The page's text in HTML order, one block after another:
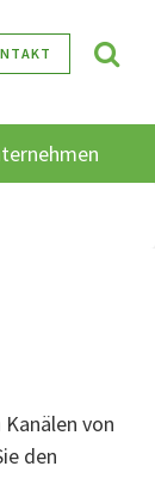
von
den